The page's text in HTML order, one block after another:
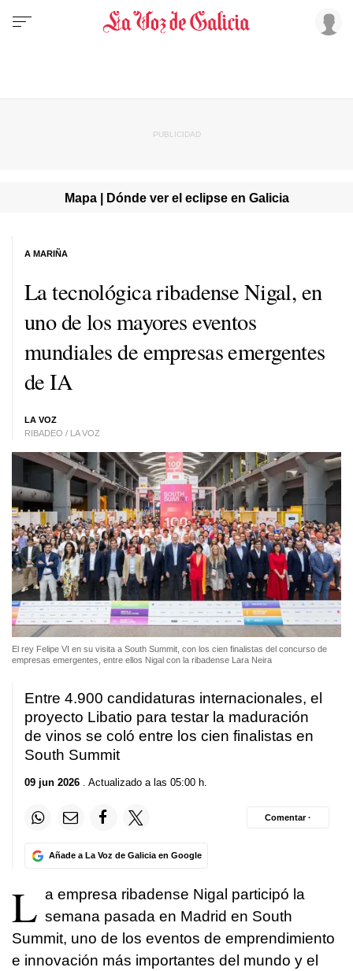
Mapa | Dónde ver el eclipse en Galicia
La tecnológica ribadense Nigal, en
uno de los mayores eventos
mundiales de empresas emergentes
de IA
LA VOZ
RIBADEO / LA VOZ
A MARIÑA
El rey Felipe VI en su visita a South Summit, con los cien finalistas del concurso de
empresas emergentes, entre ellos Nigal con la ribadense Lara Neira
Entre 4.900 candidaturas internacionales, el
proyecto Libatio para testar la maduración
de vinos se coló entre los cien finalistas en
South Summit
09 jun 2026 . Actualizado a las 05:00 h.
Añade a La Voz de Galicia en Google
Comentar ·
L a empresa ribadense Nigal participó la
semana pasada en Madrid en South
Summit, uno de los eventos de emprendimiento
e innovación más importantes del mundo y el